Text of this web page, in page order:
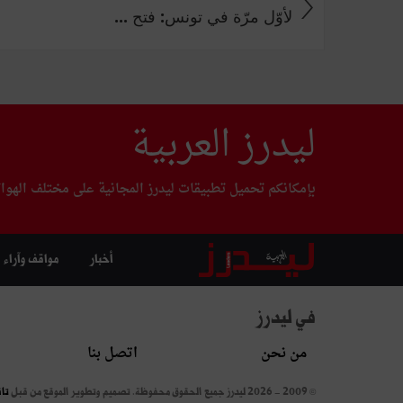
لأوّل مرّة في تونس: فتح ...
ليدرز العربية
بإمكانكم تحميل تطبيقات ليدرز المجانية على مختلف
أخبار مواقف وآراء
في ليدرز
من نحن اتصل بنا
© 2009 - 2026 ليدرز جميع الحقوق محفوظة. تصميم وتطوير الموقع من قبل